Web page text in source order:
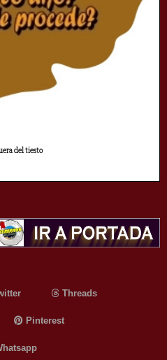
del tiesto
Threads
Pinterest